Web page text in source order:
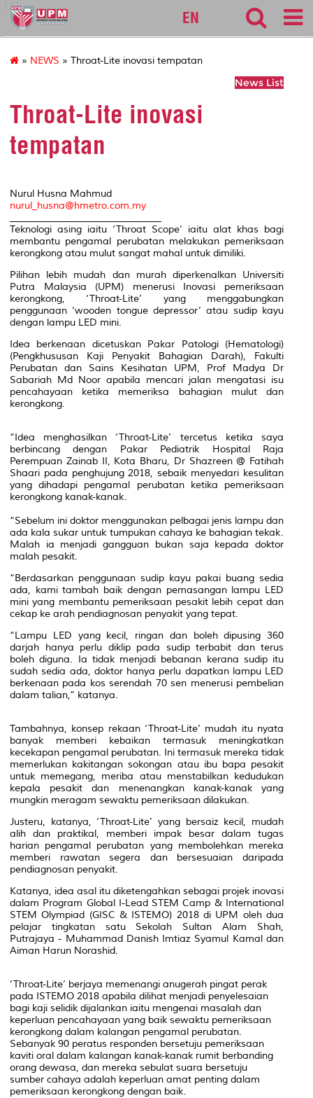
127
EN
» NEWS » Throat-Lite inovasi tempatan
News List
Throat-Lite inovasi
tempatan
Nurul Husna Mahmud
nurul_husna@hmetro.com.my
Teknologi asing iaitu ‘Throat Scope’ iaitu alat khas bagi
membantu pengamal perubatan melakukan pemeriksaan
kerongkong atau mulut sangat mahal untuk dimiliki.
Pilihan lebih mudah dan murah diperkenalkan Universiti
Putra Malaysia (UPM) menerusi Inovasi pemeriksaan
kerongkong, ‘Throat-Lite’ yang menggabungkan
penggunaan ‘wooden tongue depressor’ atau sudip kayu
dengan lampu LED mini.
Idea berkenaan dicetuskan Pakar Patologi (Hematologi)
(Pengkhususan Kaji Penyakit Bahagian Darah), Fakulti
Perubatan dan Sains Kesihatan UPM, Prof Madya Dr
Sabariah Md Noor apabila mencari jalan mengatasi isu
pencahayaan ketika memeriksa bahagian mulut dan
kerongkong.
“Idea menghasilkan ‘Throat-Lite’ tercetus ketika saya
berbincang dengan Pakar Pediatrik Hospital Raja
Perempuan Zainab II, Kota Bharu, Dr Shazreen @ Fatihah
Shaari pada penghujung 2018, sebaik menyedari kesulitan
yang dihadapi pengamal perubatan ketika pemeriksaan
kerongkong kanak-kanak.
“Sebelum ini doktor menggunakan pelbagai jenis lampu dan
ada kala sukar untuk tumpukan cahaya ke bahagian tekak.
Malah ia menjadi gangguan bukan saja kepada doktor
malah pesakit.
“Berdasarkan penggunaan sudip kayu pakai buang sedia
ada, kami tambah baik dengan pemasangan lampu LED
mini yang membantu pemeriksaan pesakit lebih cepat dan
cekap ke arah pendiagnosan penyakit yang tepat.
“Lampu LED yang kecil, ringan dan boleh dipusing 360
darjah hanya perlu diklip pada sudip terbabit dan terus
boleh diguna. Ia tidak menjadi bebanan kerana sudip itu
sudah sedia ada, doktor hanya perlu dapatkan lampu LED
berkenaan pada kos serendah 70 sen menerusi pembelian
dalam talian,” katanya.
Tambahnya, konsep rekaan ‘Throat-Lite’ mudah itu nyata
banyak memberi kebaikan termasuk meningkatkan
kecekapan pengamal perubatan. Ini termasuk mereka tidak
memerlukan kakitangan sokongan atau ibu bapa pesakit
untuk memegang, meriba atau menstabilkan kedudukan
kepala pesakit dan menenangkan kanak-kanak yang
mungkin meragam sewaktu pemeriksaan dilakukan.
Justeru, katanya, ‘Throat-Lite’ yang bersaiz kecil, mudah
alih dan praktikal, memberi impak besar dalam tugas
harian pengamal perubatan yang membolehkan mereka
memberi rawatan segera dan bersesuaian daripada
pendiagnosan penyakit.
Katanya, idea asal itu diketengahkan sebagai projek inovasi
dalam Program Global I-Lead STEM Camp & International
STEM Olympiad (GISC & ISTEMO) 2018 di UPM oleh dua
pelajar tingkatan satu Sekolah Sultan Alam Shah,
Putrajaya - Muhammad Danish Imtiaz Syamul Kamal dan
Aiman Harun Norashid.
‘Throat-Lite’ berjaya memenangi anugerah pingat perak
pada ISTEMO 2018 apabila dilihat menjadi penyelesaian
bagi kaji selidik dijalankan iaitu mengenai masalah dan
keperluan pencahayaan yang baik sewaktu pemeriksaan
kerongkong dalam kalangan pengamal perubatan.
Sebanyak 90 peratus responden bersetuju pemeriksaan
kaviti oral dalam kalangan kanak-kanak rumit berbanding
orang dewasa, dan mereka sebulat suara bersetuju
sumber cahaya adalah keperluan amat penting dalam
pemeriksaan kerongkong dengan baik.